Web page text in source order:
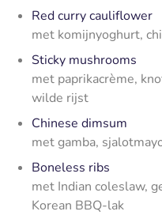
Red curry cauliflower
met komijnyoghurt,
Sticky mushrooms
met paprikacrème,
wilde rijst
Chinese dimsum
met gamba,
Boneless ribs
met Indian coleslaw,
Korean BBQ-lak